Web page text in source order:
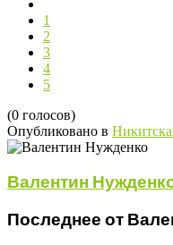
1
2
3
4
5
(0 голосов)
Опубликовано в
Валентин
Последнее от